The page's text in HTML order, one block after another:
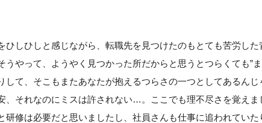
ひしひしと感じながら、転職先を見つけたのもとても苦労した
うやって、ようやく見つかった所だからと思うとつらくても”
して、そこもまたあなたが抱えるつらさの一つとしてあるんじ
、それなのにミスは許されない…。ここでも理不尽さを覚えま
研修は必要だと思いましたし、社員さんも仕事に追われてい